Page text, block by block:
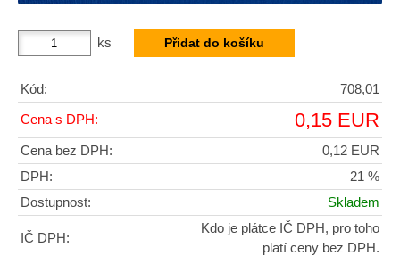
ks
Kód: 708,01
Cena s DPH: 0,15 EUR
Cena bez DPH:
0,12 EUR
DPH:
21 %
Dostupnost:
Skladem
IČ DPH:
Kdo je plátce IČ DPH, pro toho
platí ceny bez DPH.